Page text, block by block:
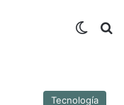
Tecnología